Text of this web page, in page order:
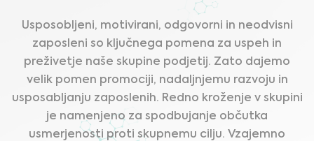
Usposobljeni, motivirani, odgovorni in neodvisni
zaposleni so ključnega pomena za uspeh in
preživetje naše skupine podjetij. Zato dajemo
velik pomen promociji, nadaljnjemu razvoju in
usposabljanju zaposlenih. Redno kroženje v skupini
je namenjeno za spodbujanje občutka
usmerjenosti proti skupnemu cilju. Vzajemno